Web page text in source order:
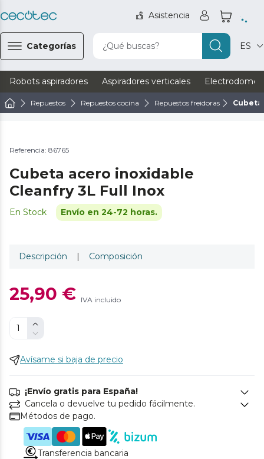
Asistencia
Categorías ¿Qué buscas? ES
Robots aspiradores Aspiradores verticales
Repuestos Repuestos cocina Repuestos freidoras
Referencia: 86765
Cubeta acero inoxidable
Cleanfry 3L Full Inox
En Stock Envío en 24-72 horas.
Descripción | Composición
25,90 € IVA incluido
Avísame si baja de precio
¡Envío gratis para España!
Cancela o devuelve tu pedido fácilmente.
Métodos de pago.
Transferencia bancaria